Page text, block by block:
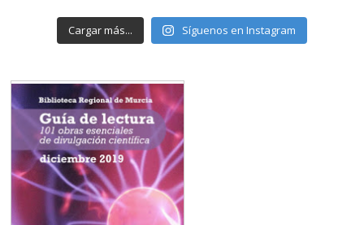
Cargar más... Síguenos en Instagram